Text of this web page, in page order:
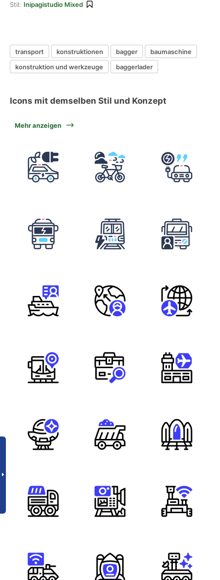
Stil: Inipagistudio Mixed
transport konstruktionen bagger
baumaschine
konstruktion und werkzeuge
baggerlader
Icons mit demselben Stil und Konzept
Mehr anzeigen